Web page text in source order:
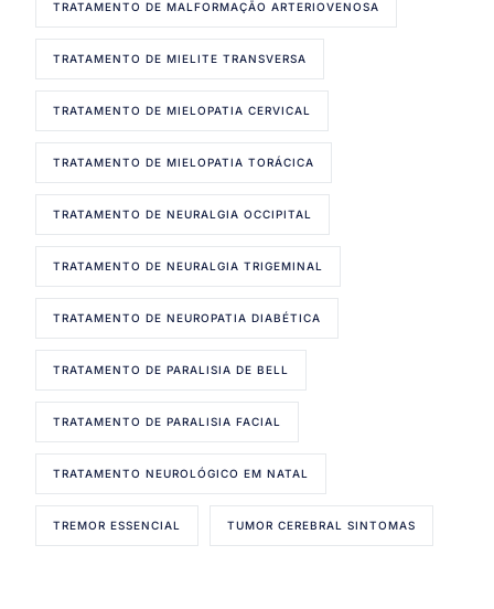
TRATAMENTO DE MALFORMAÇÃO ARTERIOVENOSA
TRATAMENTO DE MIELITE TRANSVERSA
TRATAMENTO DE MIELOPATIA CERVICAL
TRATAMENTO DE MIELOPATIA TORÁCICA
TRATAMENTO DE NEURALGIA OCCIPITAL
TRATAMENTO DE NEURALGIA TRIGEMINAL
TRATAMENTO DE NEUROPATIA DIABÉTICA
TRATAMENTO DE PARALISIA DE BELL
TRATAMENTO DE PARALISIA FACIAL
TRATAMENTO NEUROLÓGICO EM NATAL
TREMOR ESSENCIAL TUMOR CEREBRAL SINTOMAS